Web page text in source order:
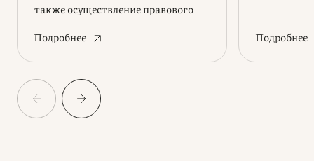
также осуществление правового
корпоративного права
Подробнее Подробнее